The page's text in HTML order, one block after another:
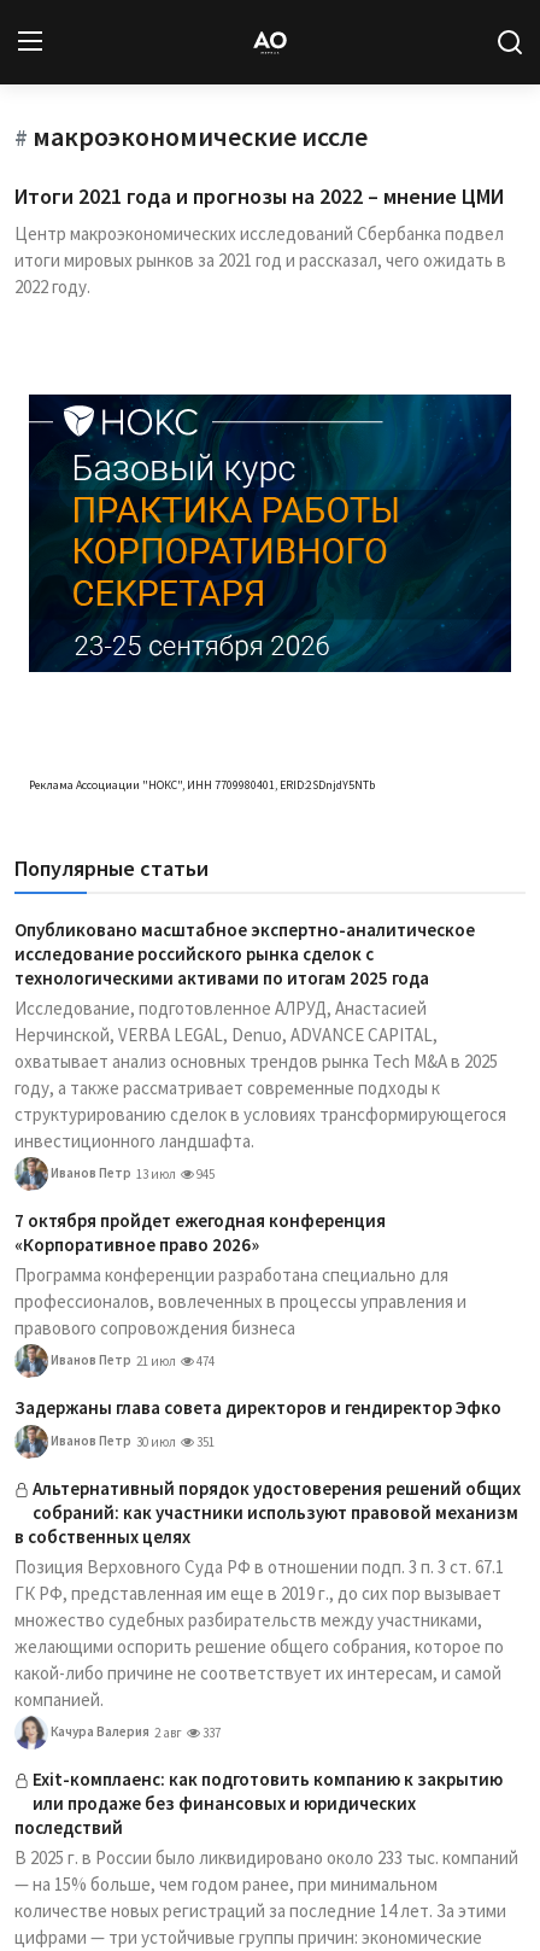
Вход Регистрация
Новости
Статьи
База знаний
Подписка
# макроэкономические иссле
Итоги 2021 года и прогнозы на 2022 – мнение ЦМИ
Центр макроэкономических исследований Сбербанка подвел
итоги мировых рынков за 2021 год и рассказал, чего ожидать в
2022 году.
Реклама Ассоциации "НОКС", ИНН 7709980401, ERID:2SDnjdY5NTb
Популярные статьи
Опубликовано масштабное экспертно-аналитическое
исследование российского рынка сделок с
технологическими активами по итогам 2025 года
Исследование, подготовленное АЛРУД, Анастасией
Нерчинской, VERBA LEGAL, Denuo, ADVANCE CAPITAL,
охватывает анализ основных трендов рынка Tech M&A в 2025
году, а также рассматривает современные подходы к
структурированию сделок в условиях трансформирующегося
инвестиционного ландшафта.
Иванов Петр 13 июл 945
7 октября пройдет ежегодная конференция
«Корпоративное право 2026»
Программа конференции разработана специально для
профессионалов, вовлеченных в процессы управления и
правового сопровождения бизнеса
Иванов Петр 21 июл 474
Задержаны глава совета директоров и гендиректор Эфко
Иванов Петр 30 июл 351
Альтернативный порядок удостоверения решений общих
собраний: как участники используют правовой механизм
в собственных целях
Позиция Верховного Суда РФ в отношении подп. 3 п. 3 ст. 67.1
ГК РФ, представленная им еще в 2019 г., до сих пор вызывает
множество судебных разбирательств между участниками,
желающими оспорить решение общего собрания, которое по
какой-либо причине не соответствует их интересам, и самой
компанией.
Качура Валерия 2 авг 337
Exit-комплаенс: как подготовить компанию к закрытию
или продаже без финансовых и юридических
последствий
В 2025 г. в России было ликвидировано около 233 тыс. компаний
— на 15% больше, чем годом ранее, при минимальном
количестве новых регистраций за последние 14 лет. За этими
цифрами — три устойчивые группы причин: экономические